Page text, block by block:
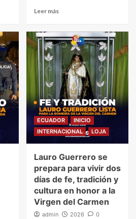
Leer más
ECUADOR
INICIO
INTERNACIONAL
LOJA
Lauro Guerrero se
prepara para vivir dos
días de fe, tradición y
cultura en honor a la
Virgen del Carmen
admin 2026 0